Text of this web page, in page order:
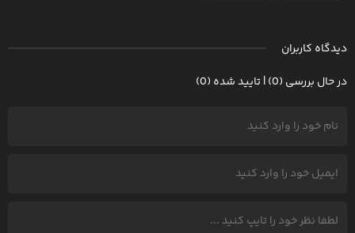
دیدگاه کاربران
در حال بررسی (0) | تایید شده (0)